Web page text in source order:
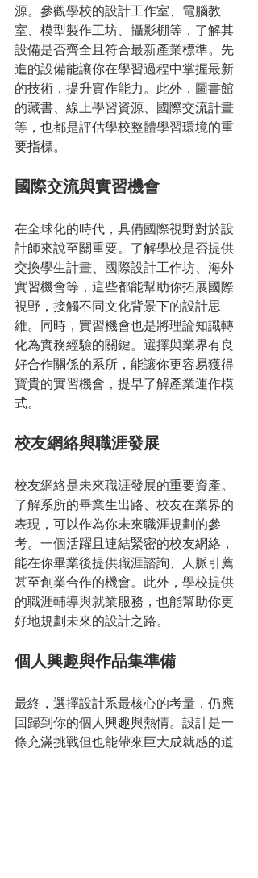
源。參觀學校的設計工作室、電腦教
室、模型製作工坊、攝影棚等，了解其
設備是否齊全且符合最新產業標準。先
進的設備能讓你在學習過程中掌握最新
的技術，提升實作能力。此外，圖書館
的藏書、線上學習資源、國際交流計畫
等，也都是評估學校整體學習環境的重
要指標。
國際交流與實習機會
在全球化的時代，具備國際視野對於設
計師來說至關重要。了解學校是否提供
交換學生計畫、國際設計工作坊、海外
實習機會等，這些都能幫助你拓展國際
視野，接觸不同文化背景下的設計思
維。同時，實習機會也是將理論知識轉
化為實務經驗的關鍵。選擇與業界有良
好合作關係的系所，能讓你更容易獲得
寶貴的實習機會，提早了解產業運作模
式。
校友網絡與職涯發展
校友網絡是未來職涯發展的重要資產。
了解系所的畢業生出路、校友在業界的
表現，可以作為你未來職涯規劃的參
考。一個活躍且連結緊密的校友網絡，
能在你畢業後提供職涯諮詢、人脈引薦
甚至創業合作的機會。此外，學校提供
的職涯輔導與就業服務，也能幫助你更
好地規劃未來的設計之路。
個人興趣與作品集準備
最終，選擇設計系最核心的考量，仍應
回歸到你的個人興趣與熱情。設計是一
條充滿挑戰但也能帶來巨大成就感的道